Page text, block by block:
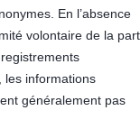
En l’absence
volontaire de la part
les informations
généralement pas